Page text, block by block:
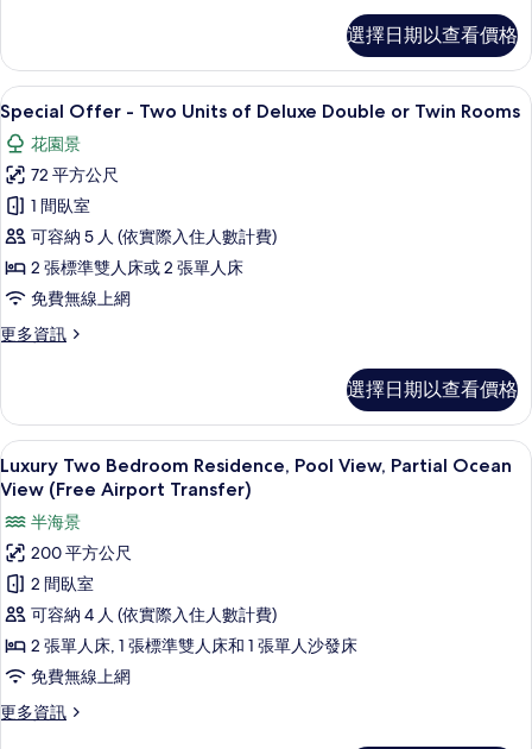
相
片
客
房
(Room
Only)
的
詳
情
選擇日期以查看價格
顯
示
Special
Offer
-
Two
Units
of
Deluxe
Double
Twin
Rooms
的
所
有
相
片
迷你吧、客房內保險箱、書桌、筆電
7
Special Offer - Two Units of Deluxe Double or Twin Rooms
花園景
72 平方公尺
1 間臥室
可容納 5 人 (依實際入住人數計費)
2 張標準雙人床或 2 張單人床
免費無線上網
更多資訊
更
-
Two
Units
of
Deluxe
Double
or
Twin
Rooms
的
情
選擇日期以查看價格
顯
示
Luxury
Two
Bedroom
Residence,
Pool
View,
Partial
Ocean
Luxury Two Bedroom Residence,
16
Luxury Two Bedroom Residence, Pool View, Partial Ocean
View (Free Airport Transfer)
半海景
200 平方公尺
2 間臥室
可容納 4 人 (依實際入住人數計費)
2 張單人床, 1 張標準雙人床和 1 張單人沙發床
免費無線上網
更多資訊
更